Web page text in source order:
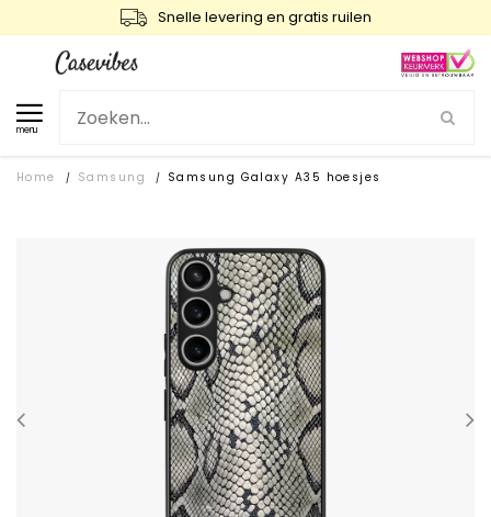
Snelle levering en gratis ruilen
menu
Home / Samsung / Samsung Galaxy A35 hoesjes